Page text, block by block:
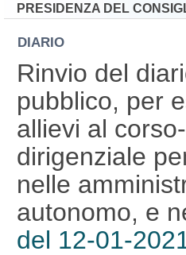
PRESIDENZA DEL
DIARIO
Rinvio del
pubblico, per
allievi al
dirigenziale
nelle
autonomo, e
del 12-01-